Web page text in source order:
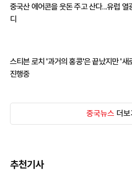
중국산 에어콘을 웃돈 주고 산다...유럽 열
디
스티븐 로치 '과거의 홍콩'은 끝났지만 '새
진행중
중국뉴스 더보
추천기사